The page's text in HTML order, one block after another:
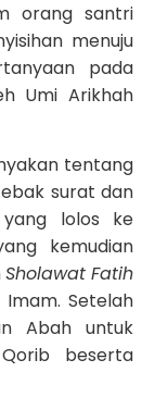
orang santri
menuju
pada
Umi Arikhah
tentang
surat dan
yang lolos ke
kemudian
Sholawat Fatih
Setelah
Abah untuk
beserta